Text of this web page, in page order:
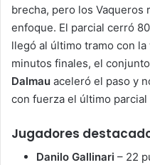
brecha, pero los
enfoque. El parcial cerró
llegó al último tramo con la
minutos finales, el
Dalmau aceleró el paso y
con fuerza el último parcial
Jugadores
Danilo Gallinari – 22